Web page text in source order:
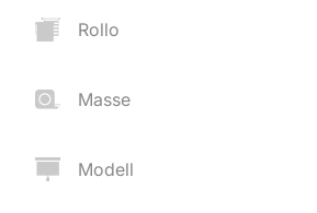
Rollo
Masse
Modell